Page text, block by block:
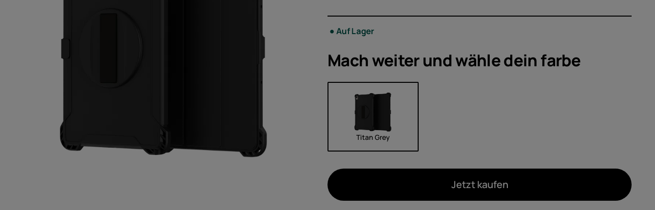
Angebote
Auf Lager
Mach weiter und wähle dein farbe
Titan Grey
Jetzt kaufen